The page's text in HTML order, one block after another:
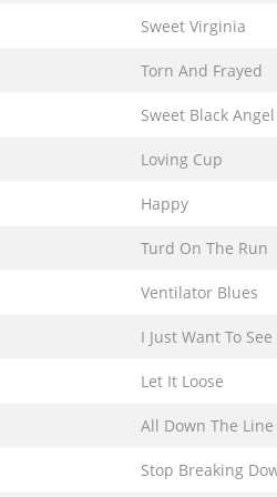
Sweet Virginia
Torn And Frayed
Sweet Black Angel
Loving Cup
Happy
Turd On The Run
Ventilator Blues
I Just Want To See
Let It Loose
All Down The Line
Stop Breaking